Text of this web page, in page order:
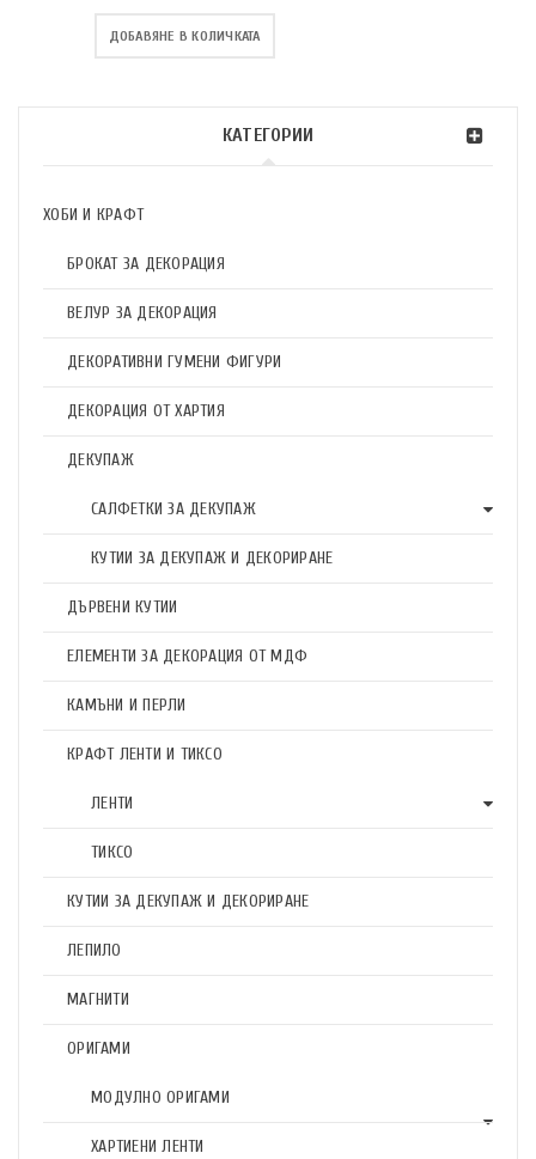
КАТЕГОРИИ
ХОБИ И КРАФТ
БРОКАТ ЗА ДЕКОРАЦИЯ
ВЕЛУР ЗА ДЕКОРАЦИЯ
ДЕКОРАТИВНИ ГУМЕНИ ФИГУРИ
ДЕКОРАЦИЯ ОТ ХАРТИЯ
ДЕКУПАЖ
САЛФЕТКИ ЗА ДЕКУПАЖ
КУТИИ ЗА ДЕКУПАЖ И ДЕКОРИРАНЕ
ДЪРВЕНИ КУТИИ
ЕЛЕМЕНТИ ЗА ДЕКОРАЦИЯ ОТ МДФ
КАМЪНИ И ПЕРЛИ
КРАФТ ЛЕНТИ И ТИКСО
ЛЕНТИ
ТИКСО
КУТИИ ЗА ДЕКУПАЖ И ДЕКОРИРАНЕ
ЛЕПИЛО
МАГНИТИ
ОРИГАМИ
МОДУЛНО ОРИГАМИ
ХАРТИЕНИ ЛЕНТИ
ДОБАВЯНЕ В КОЛИЧКАТА